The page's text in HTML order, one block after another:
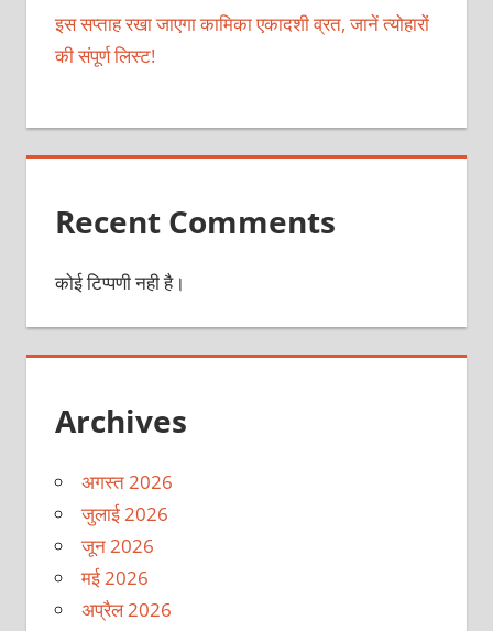
इस सप्ताह रखा जाएगा कामिका एकादशी व्रत, जानें त्योहारों
की संपूर्ण लिस्ट!
Recent Comments
कोई टिप्पणी नही है।
Archives
अगस्त 2026
जुलाई 2026
जून 2026
मई 2026
अप्रैल 2026